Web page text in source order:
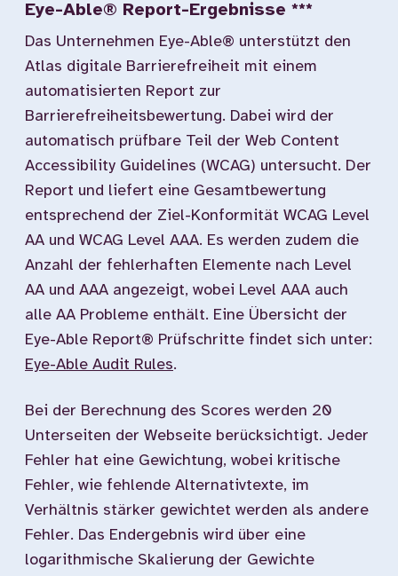
Eye-Able® Report-Ergebnisse ***
Das Unternehmen Eye-Able® unterstützt den
Atlas digitale Barrierefreiheit mit einem
automatisierten Report zur
Barrierefreiheitsbewertung. Dabei wird der
automatisch prüfbare Teil der Web Content
Accessibility Guidelines (WCAG) untersucht. Der
Report und liefert eine Gesamtbewertung
entsprechend der Ziel-Konformität WCAG Level
AA und WCAG Level AAA. Es werden zudem die
Anzahl der fehlerhaften Elemente nach Level
AA und AAA angezeigt, wobei Level AAA auch
alle AA Probleme enthält. Eine Übersicht der
Eye-Able Report® Prüfschritte findet sich unter:
Eye-Able Audit Rules.
Bei der Berechnung des Scores werden 20
Unterseiten der Webseite berücksichtigt. Jeder
Fehler hat eine Gewichtung, wobei kritische
Fehler, wie fehlende Alternativtexte, im
Verhältnis stärker gewichtet werden als andere
Fehler. Das Endergebnis wird über eine
logarithmische Skalierung der Gewichte